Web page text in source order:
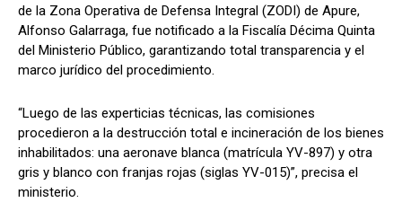
de la Zona Operativa de Defensa Integral (ZODI) de Apure,
Alfonso Galarraga, fue notificado a la Fiscalía Décima Quinta
del Ministerio Público, garantizando total transparencia y el
marco jurídico del procedimiento.
“Luego de las experticias técnicas, las comisiones
procedieron a la destrucción total e incineración de los bienes
inhabilitados: una aeronave blanca (matrícula YV-897) y otra
gris y blanco con franjas rojas (siglas YV-015)”, precisa el
ministerio.